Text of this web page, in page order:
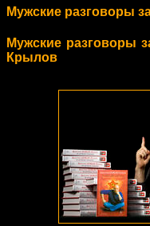
Мужские разговоры
Мужские разговоры
Крылов